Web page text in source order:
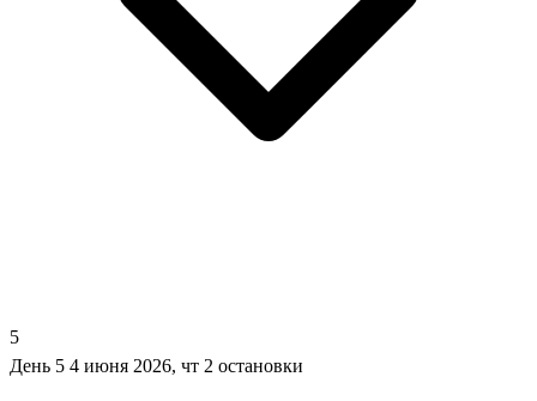
5
День 5 4 июня 2026, чт 2 остановки